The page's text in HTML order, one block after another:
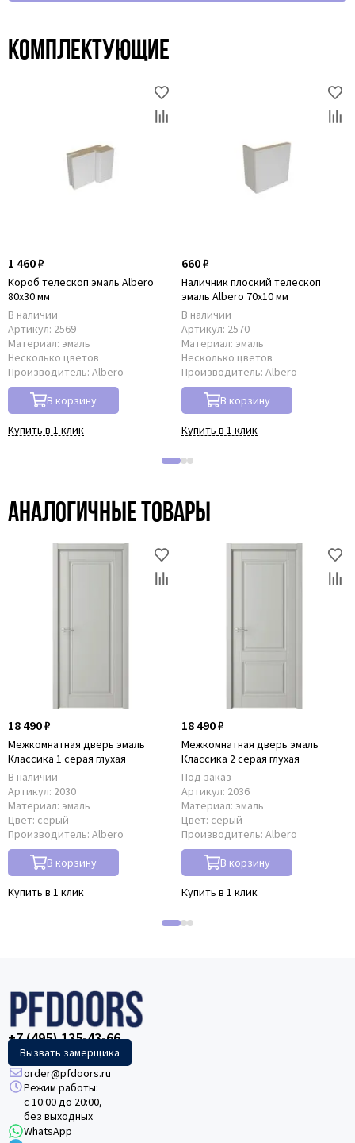
Комплектующие
1 460 ₽
Короб телескоп эмаль Albero
80x30 мм
В наличии
Артикул: 2569
Материал: эмаль
Несколько цветов
Производитель: Albero
В корзину
Купить в 1 клик
660 ₽
Наличник плоский телескоп
эмаль Albero 70x10 мм
В наличии
Артикул: 2570
Материал: эмаль
Несколько цветов
Производитель: Albero
В корзину
Купить в 1 клик
Аналогичные товары
18 490 ₽
Межкомнатная дверь эмаль
Классика 1 серая глухая
В наличии
Артикул: 2030
Материал: эмаль
Цвет: серый
Производитель: Albero
В корзину
Купить в 1 клик
18 490 ₽
Межкомнатная дверь эмаль
Классика 2 серая глухая
Под заказ
Артикул: 2036
Материал: эмаль
Цвет: серый
Производитель: Albero
В корзину
Купить в 1 клик
+7 (495) 135-43-66
Вызвать замерщика
order@pfdoors.ru
Режим работы:
с 10:00 до 20:00,
без выходных
WhatsApp